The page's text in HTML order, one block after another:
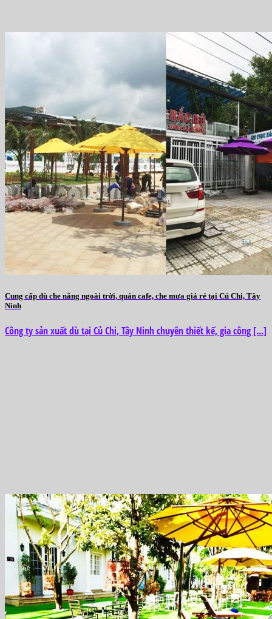
Cung cấp dù che nắng ngoài trời, quán cafe, che mưa giá rẻ tại Củ Chi, Tây
Ninh
Công ty sản xuất dù tại Củ Chi, Tây Ninh chuyên thiết kế, gia công [...]